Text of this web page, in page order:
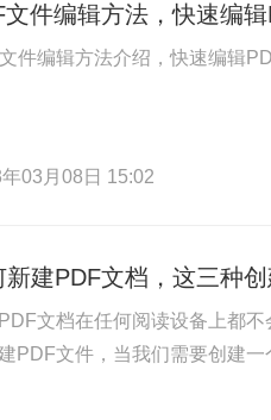
文件编辑方法，快速编辑
件编辑方法介绍，快速编辑
03月08日 15:02
新建PDF文档，这三种
文档在任何阅读设备上都
PDF文件，当我们需要创建